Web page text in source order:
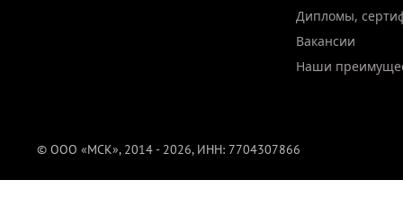
Дипломы,
Вакансии
Наши
© ООО «МСК», 2014 - 2026, ИНН: 7704307866